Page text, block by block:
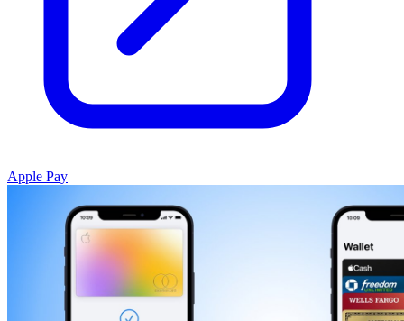
Apple Pay